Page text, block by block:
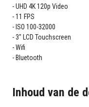
UHD 4K 120p Video
11 FPS
ISO 100-32000
3" LCD Touchscreen
Wifi
Bluetooth
Inhoud van de